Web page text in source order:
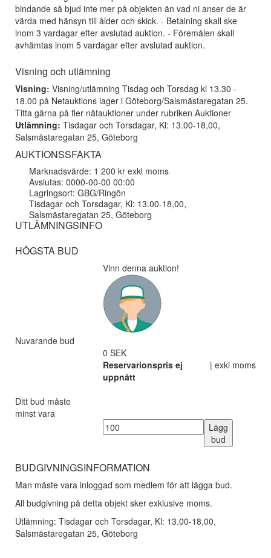
bindande så bjud inte mer på objekten än vad ni anser de är
värda med hänsyn till ålder och skick. - Betalning skall ske
inom 3 vardagar efter avslutad auktion. - Föremålen skall
avhämtas inom 5 vardagar efter avslutad auktion.
Visning och utlämning
Visning: Visning/utlämning Tisdag och Torsdag kl 13.30 -
18.00 på Netauktions lager i Göteborg/Salsmästaregatan 25.
Titta gärna på fler nätauktioner under rubriken Auktioner
Utlämning: Tisdagar och Torsdagar, Kl: 13.00-18,00,
Salsmästaregatan 25, Göteborg
AUKTIONSSFAKTA
Marknadsvärde: 1 200 kr exkl moms
Avslutas: 0000-00-00 00:00
Lagringsort: GBG/Ringön
Tisdagar och Torsdagar, Kl: 13.00-18,00,
Salsmästaregatan 25, Göteborg
UTLÄMNINGSINFO
HÖGSTA BUD
Vinn denna auktion!
Nuvarande bud
0 SEK
| exkl moms
Reservarionspris ej
uppnått
Ditt bud måste
minst vara
Lägg
bud
BUDGIVNINGSINFORMATION
Man måste vara inloggad som medlem för att lägga bud.
All budgivning på detta objekt sker exklusive moms.
Utlämning: Tisdagar och Torsdagar, Kl: 13.00-18,00,
Salsmästaregatan 25, Göteborg